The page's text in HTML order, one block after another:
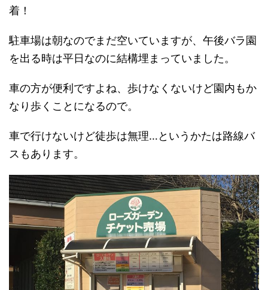
着！
駐車場は朝なのでまだ空いていますが、午後バラ園
を出る時は平日なのに結構埋まっていました。
車の方が便利ですよね、歩けなくないけど園内もか
なり歩くことになるので。
車で行けないけど徒歩は無理…というかたは路線バ
スもあります。